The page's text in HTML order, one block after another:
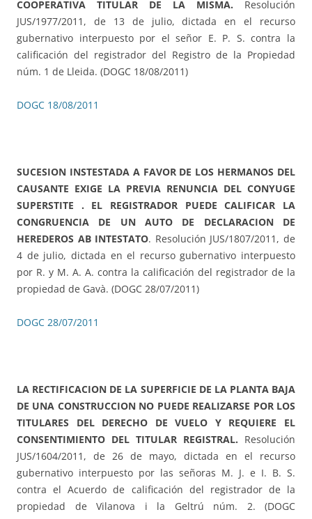
COOPERATIVA TITULAR DE LA MISMA. Resolución
JUS/1977/2011, de 13 de julio, dictada en el recurso
gubernativo interpuesto por el señor E. P. S. contra la
calificación del registrador del Registro de la Propiedad
núm. 1 de Lleida. (DOGC 18/08/2011)
DOGC 18/08/2011
SUCESION INSTESTADA A FAVOR DE LOS HERMANOS DEL
CAUSANTE EXIGE LA PREVIA RENUNCIA DEL CONYUGE
SUPERSTITE . EL REGISTRADOR PUEDE CALIFICAR LA
CONGRUENCIA DE UN AUTO DE DECLARACION DE
HEREDEROS AB INTESTATO. Resolución JUS/1807/2011, de
4 de julio, dictada en el recurso gubernativo interpuesto
por R. y M. A. A. contra la calificación del registrador de la
propiedad de Gavà. (DOGC 28/07/2011)
DOGC 28/07/2011
LA RECTIFICACION DE LA SUPERFICIE DE LA PLANTA BAJA
DE UNA CONSTRUCCION NO PUEDE REALIZARSE POR LOS
TITULARES DEL DERECHO DE VUELO Y REQUIERE EL
CONSENTIMIENTO DEL TITULAR REGISTRAL. Resolución
JUS/1604/2011, de 26 de mayo, dictada en el recurso
gubernativo interpuesto por las señoras M. J. e I. B. S.
contra el Acuerdo de calificación del registrador de la
propiedad de Vilanova i la Geltrú núm. 2. (DOGC